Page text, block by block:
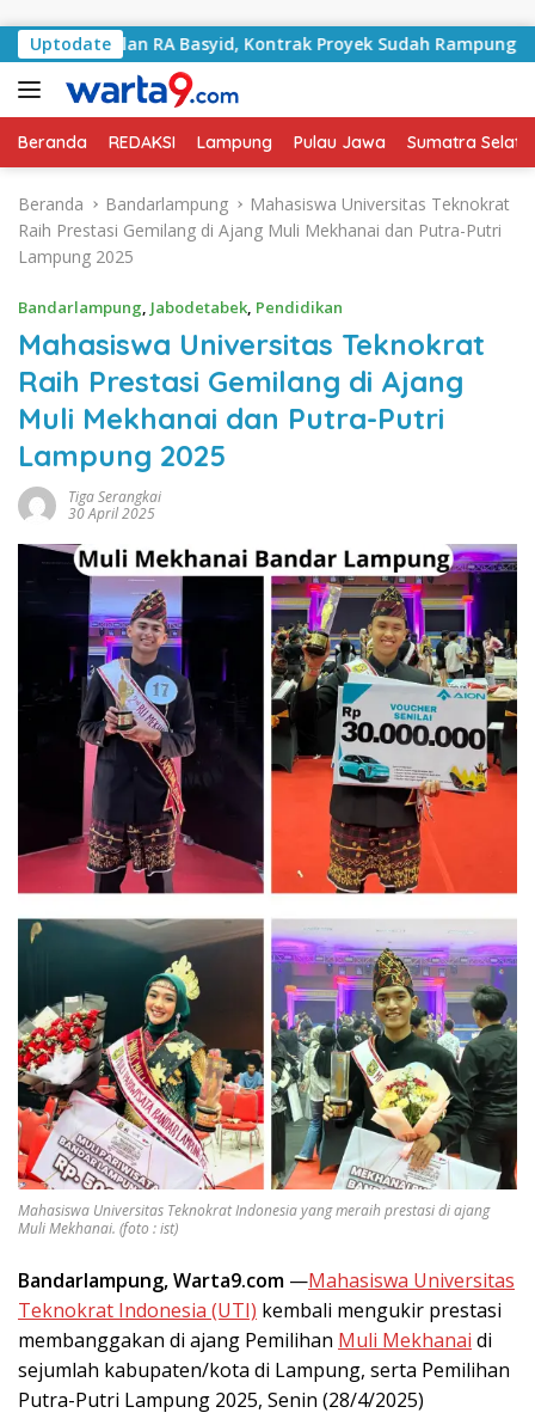
Uptodate
RA Basyid, Kontrak Proyek Sudah Rampung
Beranda REDAKSI Lampung Pulau Jawa Sumatra
Beranda Bandarlampung
Mahasiswa Universitas Teknokrat
Raih Prestasi Gemilang di Ajang Muli Mekhanai dan Putra-Putri
Lampung 2025
Bandarlampung, Jabodetabek, Pendidikan
Mahasiswa Universitas Teknokrat
Raih Prestasi Gemilang di Ajang
Muli Mekhanai dan Putra-Putri
Lampung 2025
Tiga Serangkai
30 April 2025
Mahasiswa Universitas Teknokrat Indonesia yang meraih prestasi di ajang
Muli Mekhanai. (foto : ist)
Bandarlampung, Warta9.com —Mahasiswa Universitas
Teknokrat Indonesia (UTI) kembali mengukir prestasi
membanggakan di ajang Pemilihan Muli Mekhanai di
sejumlah kabupaten/kota di Lampung, serta Pemilihan
Putra-Putri Lampung 2025, Senin (28/4/2025)